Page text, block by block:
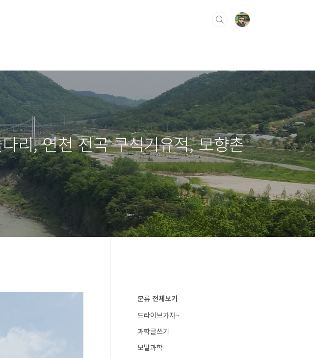
리, 연천 전곡 구석기유적, 모향촌
분류 전체보기
드라이브가자~
과학글쓰기
모발과학